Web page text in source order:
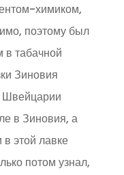
химиком,
поэтому был
в табачной
Зиновия
Швейцарии
в Зиновия, а
этой лавке
потом узнал,